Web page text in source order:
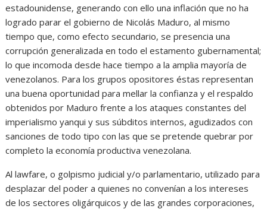
estadounidense, generando con ello una inflación que no ha
logrado parar el gobierno de Nicolás Maduro, al mismo
tiempo que, como efecto secundario, se presencia una
corrupción generalizada en todo el estamento gubernamental;
lo que incomoda desde hace tiempo a la amplia mayoría de
venezolanos. Para los grupos opositores éstas representan
una buena oportunidad para mellar la confianza y el respaldo
obtenidos por Maduro frente a los ataques constantes del
imperialismo yanqui y sus súbditos internos, agudizados con
sanciones de todo tipo con las que se pretende quebrar por
completo la economía productiva venezolana.
Al lawfare, o golpismo judicial y/o parlamentario, utilizado para
desplazar del poder a quienes no convenían a los intereses
de los sectores oligárquicos y de las grandes corporaciones,